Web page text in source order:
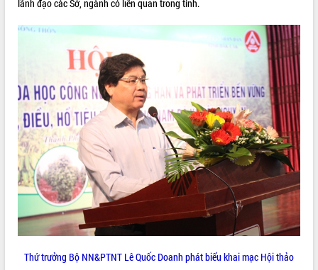
ĐIỂM TIN VĂN BẢN
QUY HOẠCH - KẾ HOẠCH
lãnh đạo các Sở, ngành có liên quan trong tỉnh.
Thứ trưởng Bộ NN&PTNT Lê Quốc Doanh phát biểu khai mạc Hội thảo